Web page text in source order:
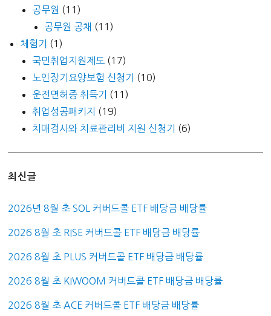
공무원 (11)
공무원 공채 (11)
체험기
(1)
국민취업지원제도 (17)
노인장기요양보험 신청기
(10)
운전면허증 취득기
(11)
취업성공패키지
(19)
치매검사와 치료관리비 지원 신청기
(6)
최신글
2026년 8월 초 SOL 커버드콜 ETF 배당금 배당률
2026 8월 초 RISE 커버드콜 ETF 배당금 배당률
2026 8월 초 PLUS 커버드콜 ETF 배당금 배당률
2026 8월 초 KIWOOM 커버드콜 ETF 배당금 배당률
2026 8월 초 ACE 커버드콜 ETF 배당금 배당률